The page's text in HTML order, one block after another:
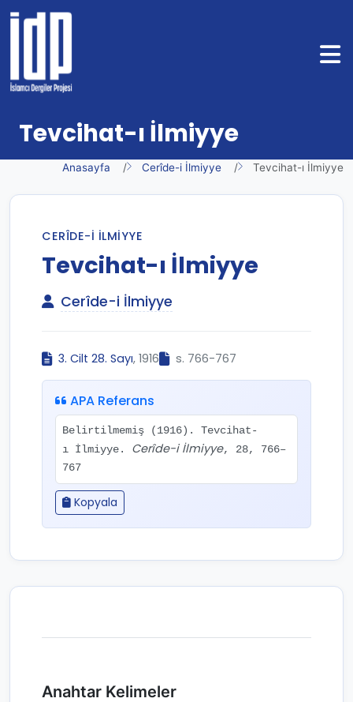
Tevcihat-ı İlmiyye
Anasayfa Cerîde-i İlmiyye Tevcihat-ı İlmiyye
CERÎDE-I İLMIYYE
Tevcihat-ı İlmiyye
Cerîde-i İlmiyye
3. Cilt 28. Sayı, 1916 s. 766-767
APA Referans
Belirtilmemiş (1916). Tevcihat-
ı İlmiyye. Cerîde-i İlmiyye, 28, 766–
767
Kopyala
Anahtar Kelimeler